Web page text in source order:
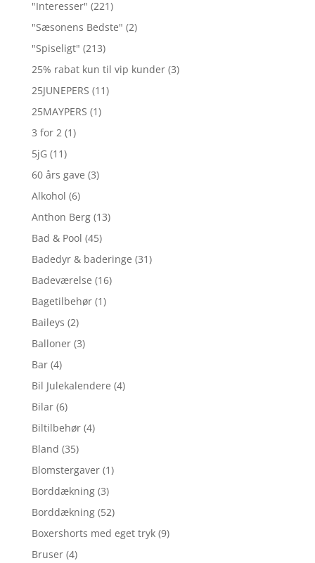
"Interesser" (221)
"Sæsonens Bedste" (2)
"Spiseligt" (213)
25% rabat kun til vip kunder (3)
25JUNEPERS (11)
25MAYPERS (1)
3 for 2 (1)
5jG (11)
60 års gave (3)
Alkohol (6)
Anthon Berg (13)
Bad & Pool (45)
Badedyr & baderinge (31)
Badeværelse (16)
Bagetilbehør (1)
Baileys (2)
Balloner (3)
Bar (4)
Bil Julekalendere (4)
Bilar (6)
Biltilbehør (4)
Bland (35)
Blomstergaver (1)
Borddækning (3)
Borddækning (52)
Boxershorts med eget tryk (9)
Bruser (4)